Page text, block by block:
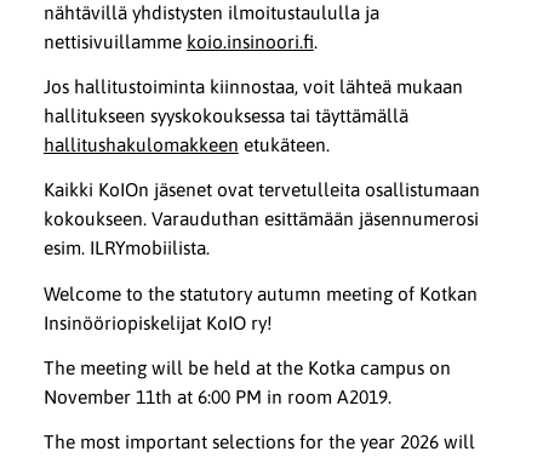
nähtävillä yhdistysten ilmoitustaululla ja
nettisivuillamme koio.insinoori.fi.
Jos hallitustoiminta kiinnostaa, voit lähteä mukaan
hallitukseen syyskokouksessa tai täyttämällä
hallitushakulomakkeen etukäteen.
Kaikki KoIOn jäsenet ovat tervetulleita osallistumaan
kokoukseen. Varauduthan esittämään jäsennumerosi
esim. ILRYmobiilista.
Welcome to the statutory autumn meeting of Kotkan
Insinööriopiskelijat KoIO ry!
The meeting will be held at the Kotka campus on
November 11th at 6:00 PM in room A2019.
The most important selections for the year 2026 will